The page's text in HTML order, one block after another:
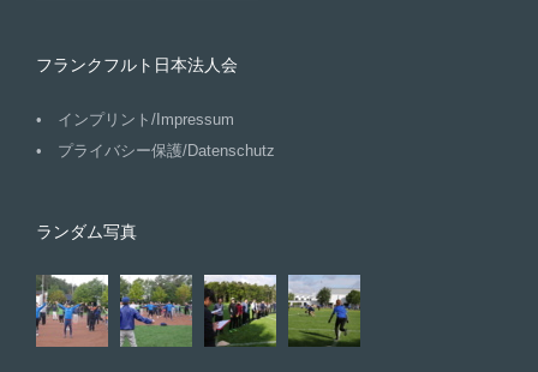
フランクフルト日本法人会
インプリント/Impressum
プライバシー保護/Datenschutz
ランダム写真